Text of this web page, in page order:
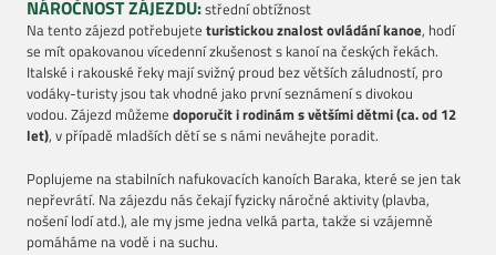
NÁROČNOST ZÁJEZDU:střední obtížnost
Na tento zájezd potřebujete turistickou znalost ovládání kanoe, hodí
se mít opakovanou vícedenní zkušenost s kanoí na českých řekách.
Italské i rakouské řeky mají svižný proud bez větších záludností, pro
vodáky-turisty jsou tak vhodné jako první seznámení s divokou
vodou. Zájezd můžeme doporučit i rodinám s většími dětmi (ca. od 12
let), v případě mladších dětí se s námi neváhejte poradit.
Poplujeme na stabilních nafukovacích kanoích Baraka, které se jen tak
nepřevrátí. Na zájezdu nás čekají fyzicky náročné aktivity (plavba,
nošení lodí atd.), ale my jsme jedna velká parta, takže si vzájemně
pomáháme na vodě i na suchu.